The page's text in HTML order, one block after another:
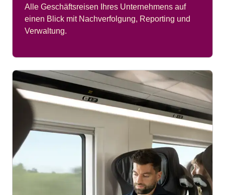
Alle Geschäftsreisen Ihres Unternehmens auf
einen Blick mit Nachverfolgung, Reporting und
Verwaltung.